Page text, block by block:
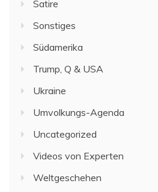
Satire
Sonstiges
Südamerika
Trump, Q & USA
Ukraine
Umvolkungs-Agenda
Uncategorized
Videos von Experten
Weltgeschehen